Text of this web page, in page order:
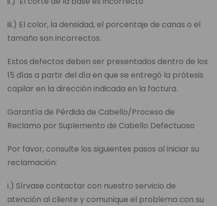
iii.) El color, la densidad, el porcentaje de canas o el
tamaño son incorrectos.
Estos defectos deben ser presentados dentro de los
15 días a partir del día en que se entregó la prótesis
capilar en la dirección indicada en la factura.
Garantía de Pérdida de Cabello/Proceso de
Reclamo por Suplemento de Cabello Defectuoso
Por favor, consulte los siguientes pasos al iniciar su
reclamación:
i.) Sírvase contactar con nuestro servicio de
atención al cliente y comunique el problema con su